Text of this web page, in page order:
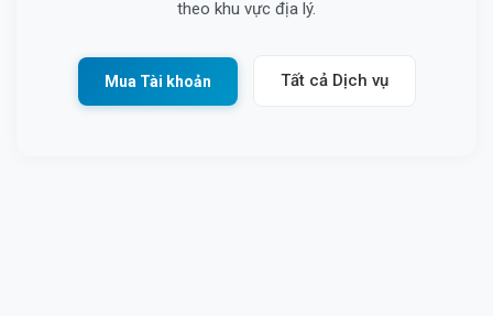
theo khu vực địa lý.
Mua Tài khoản Tất cả Dịch vụ